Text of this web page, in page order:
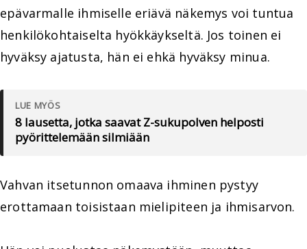
epävarmalle ihmiselle eriävä näkemys voi tuntua
henkilökohtaiselta hyökkäykseltä. Jos toinen ei
hyväksy ajatusta, hän ei ehkä hyväksy minua.
LUE MYÖS
8 lausetta, jotka saavat Z-sukupolven helposti
pyörittelemään silmiään
Vahvan itsetunnon omaava ihminen pystyy
erottamaan toisistaan mielipiteen ja ihmisarvon.